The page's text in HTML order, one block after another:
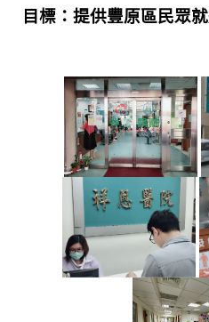
目標：提供豐原區民眾